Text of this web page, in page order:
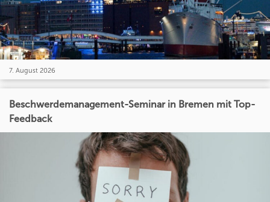
7. August 2026
Beschwerdemanagement-Seminar in Bremen mit Top-
Feedback